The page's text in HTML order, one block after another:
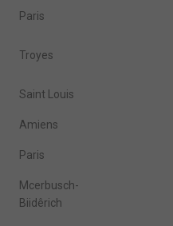
Paris
Troyes
Saint Louis
Amiens
Paris
Mcerbusch-
Biidêrich